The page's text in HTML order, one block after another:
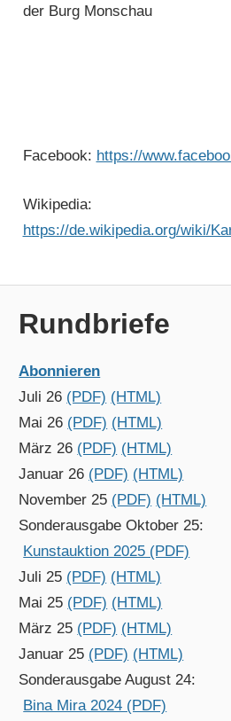
der Burg Monschau
Facebook: https://
Wikipedia:
https://de.wikipedia.org/wiki/
Rundbriefe
Abonnieren
Juli 26 (PDF) (HTML)
Mai 26 (PDF) (HTML)
März 26 (PDF) (HTML)
Januar 26 (PDF) (HTML)
November 25 (PDF) (HTML)
Sonderausgabe Oktober 25:
Kunstauktion 2025 (PDF)
Juli 25 (PDF) (HTML)
Mai 25 (PDF) (HTML)
März 25 (PDF) (HTML)
Januar 25 (PDF) (HTML)
Sonderausgabe August 24:
Bina Mira 2024 (PDF)